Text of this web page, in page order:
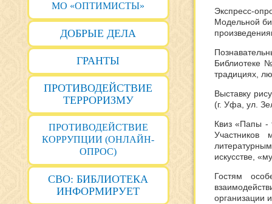
МО «ОПТИМИСТЫ»
ДОБРЫЕ ДЕЛА
ГРАНТЫ
ПРОТИВОДЕЙСТВИЕ
ТЕРРОРИЗМУ
ПРОТИВОДЕЙСТВИЕ
КОРРУПЦИИ (ОНЛАЙН-
ОПРОС)
СВО: БИБЛИОТЕКА
ИНФОРМИРУЕТ
Экспресс-
Модельной
Библиотеке
традициях,
Выставку
(г. Уфа, ул.
Квиз «Папы -
Участников
искусстве,
Гостям
организации